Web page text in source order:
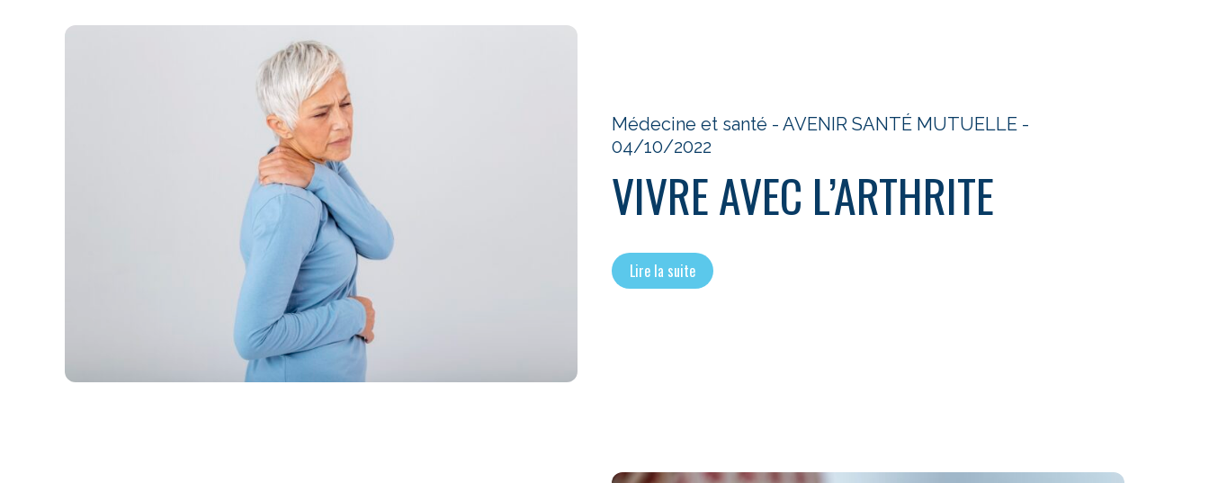
Médecine et santé - AVENIR SANTÉ MUTUELLE -
04/10/2022
VIVRE AVEC L’ARTHRITE
Lire la suite